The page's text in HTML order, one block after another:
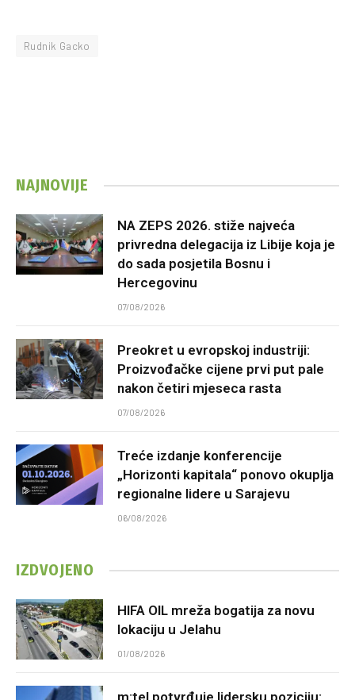
Rudnik Gacko
NAJNOVIJE
NA ZEPS 2026. stiže najveća
privredna delegacija iz Libije koja je
do sada posjetila Bosnu i
Hercegovinu
07/08/2026
Preokret u evropskoj industriji:
Proizvođačke cijene prvi put pale
nakon četiri mjeseca rasta
07/08/2026
Treće izdanje konferencije
„Horizonti kapitala“ ponovo okuplja
regionalne lidere u Sarajevu
06/08/2026
IZDVOJENO
HIFA OIL mreža bogatija za novu
lokaciju u Jelahu
01/08/2026